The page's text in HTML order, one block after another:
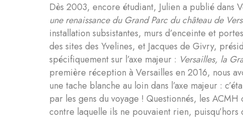
Dès 2003, encore étudiant, Julien a publié dans
une renaissance du Grand Parc du château de
installation subsistantes, murs d’enceinte et
des sites des Yvelines, et Jacques de Givry,
spécifiquement sur l’axe majeur : Versailles, la
première réception à Versailles en 2016, nous
une tache blanche au loin dans l’axe majeur :
par les gens du voyage ! Questionnés, les
contre laquelle ils ne pouvaient rien,